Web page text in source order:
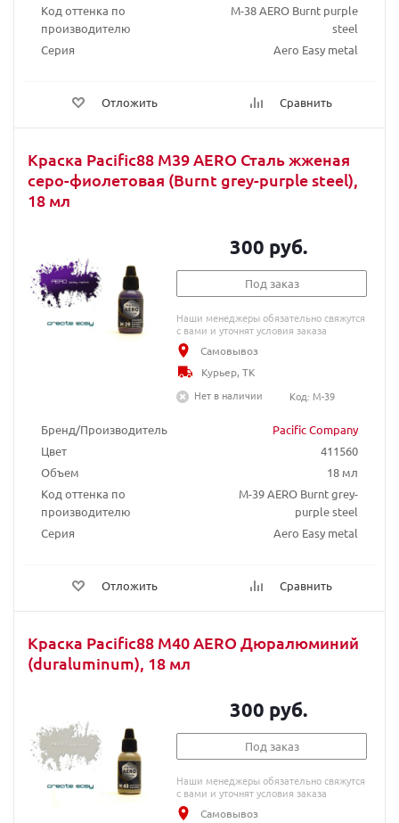
Код оттенка по
производителю
М-38 AERO Burnt purple
steel
Серия
Aero Easy metal
Отложить Сравнить
Краска Pacific88 M39 AERO Сталь жженая
серо-фиолетовая (Burnt grey-purple steel),
18 мл
Бренд/Производитель
Pacific Company
Цвет
411560
Объем
18 мл
Код оттенка по
производителю
М-39 AERO Burnt grey-
purple steel
Серия
Aero Easy metal
Отложить Сравнить
300 руб.
Под заказ
Наши менеджеры обязательно свяжутся
с вами и уточнят условия заказа
Самовывоз
Курьер, ТК
Нет в наличии
Код: M-39
Краска Pacific88 M40 AERO Дюралюминий
(duraluminum), 18 мл
300 руб.
Под заказ
Наши менеджеры обязательно свяжутся
с вами и уточнят условия заказа
Самовывоз